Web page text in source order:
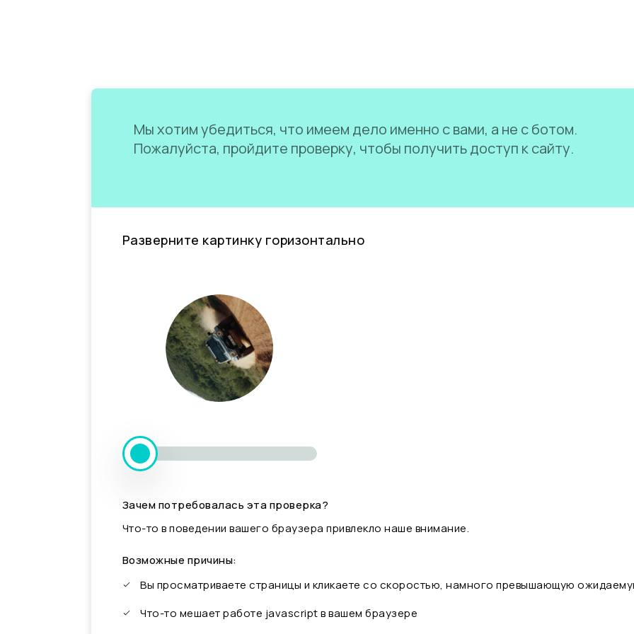
Мы хотим убедиться, что имеем дело именно с вами, а не с ботом.
Пожалуйста, пройдите проверку, чтобы получить доступ к сайту.
Разверните картинку горизонтально
Зачем потребовалась эта проверка?
Что-то в поведении вашего браузера привлекло наше внимание.
Возможные причины:
Вы просматриваете страницы и кликаете со скоростью, намного превышающую
Что-то мешает работе javascript в вашем браузере